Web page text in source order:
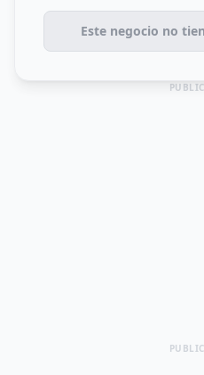
Este negocio no